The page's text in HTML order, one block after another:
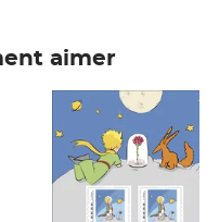
aimer
Prix 7,50€